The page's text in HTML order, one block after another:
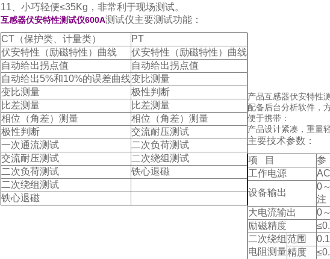
11、小巧轻便≤35Kg，非常利于现场测试。
互感器伏安特性测试仪600A测试仪主要测试功能：
CT（保护类、计量类）
PT
伏安特性（励磁特性）曲线
伏安特性（励磁特性）曲线
自动给出拐点值
自动给出拐点值
自动给出5%和10%的误差曲线变比测量
变比测量
极性判断
比差测量
比差测量
相位（角差）测量
相位（角差）测量
极性判断
交流耐压测试
一次通流测试
二次负荷测试
交流耐压测试
二次绕组测试
二次负荷测试
铁心退磁
二次绕组测试
铁心退磁
产品互感器伏安特性
配备后台分析软件，
便于携带：
产品设计紧凑，重量
主要技术参数：
项 目
参
工作电源
设备输出
0
注
大电流输出
0
励磁精度
二次绕组
电阻测量
范围
精度